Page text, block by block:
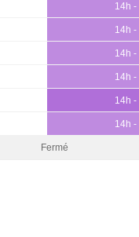
14h -
14h -
14h -
14h -
14h -
14h -
Fermé